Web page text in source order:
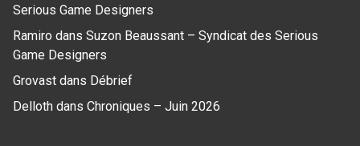
Serious Game Designers
Ramiro dans Suzon Beaussant – Syndicat des Serious
Game Designers
Grovast dans Débrief
Delloth dans Chroniques – Juin 2026